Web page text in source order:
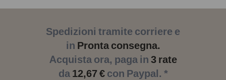
Spedizioni tramite corriere e
in Pronta consegna.
Acquista ora, paga in 3 rate
da 12,67 €con Paypal. *